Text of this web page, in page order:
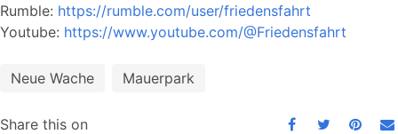
Rumble: https://rumble.com/user/friedensfahrt
Youtube: https://www.youtube.com/@Friedensfahrt
Neue Wache Mauerpark
Share this on